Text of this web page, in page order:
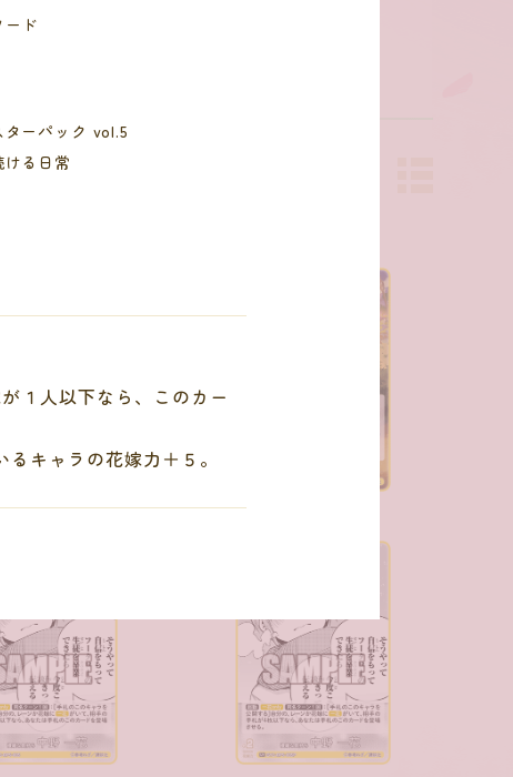
ード
ターパック vol.5
ける日常
１人以下なら、このカー
キャラの花嫁力＋５。